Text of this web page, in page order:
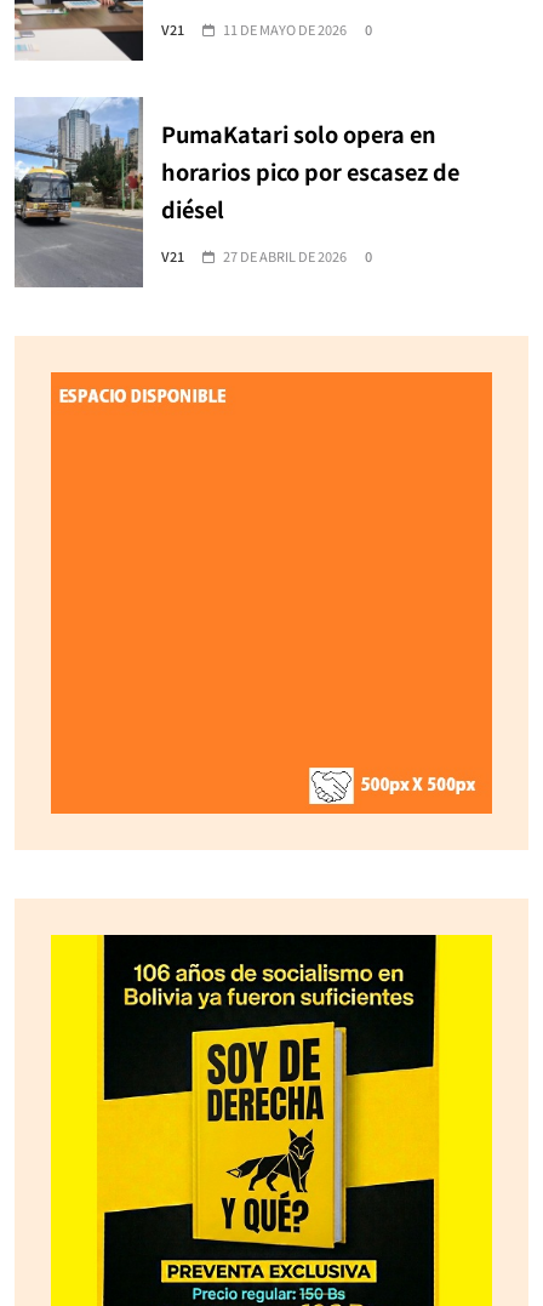
V21 11 DE MAYO DE 2026 0
PumaKatari solo opera en
horarios pico por escasez de
diésel
V21 27 DE ABRIL DE 2026 0